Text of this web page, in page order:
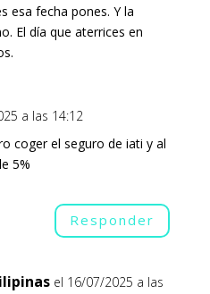
esa fecha pones. Y la
El día que aterrices en
a las 14:12
coger el seguro de iati y al
5%
Responder
el 16/07/2025 a las